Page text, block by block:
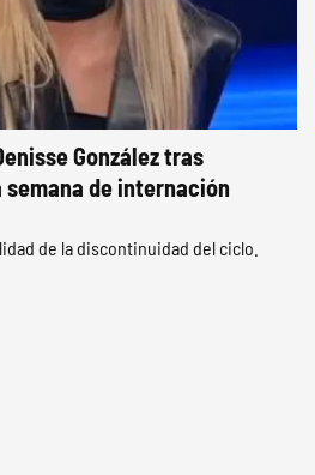
González tras
de internación